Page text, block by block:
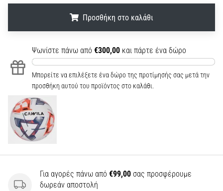
Προσθήκη στο καλάθι
Ψωνίστε πάνω από €300,00 και πάρτε ένα δώρο
Μπορείτε να επιλέξετε ένα δώρο της προτίμησής σας μετά την
προσθήκη αυτού του προϊόντος στο καλάθι.
Για αγορές πάνω από €99,00 σας προσφέρουμε
δωρεάν αποστολή